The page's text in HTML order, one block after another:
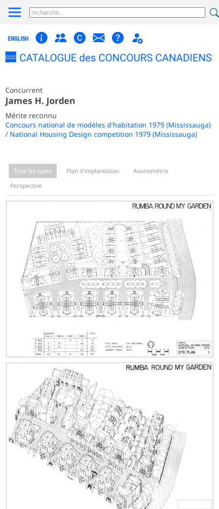
ENGLISH
Concurrent
James H. Jorden
Mérite reconnu
Concours national de modèles d'habitation 1979 (Mississauga)
/ National Housing Design competition 1979 (Mississauga)
Tous les types Plan d'implantation
Axonométrie
Perspective